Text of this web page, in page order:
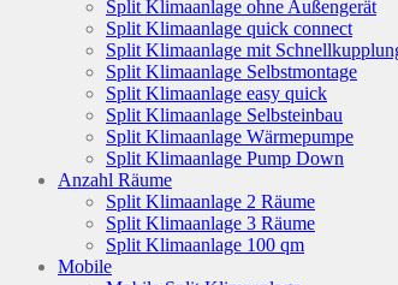
Split Klimaanlage ohne Außengerät
Split Klimaanlage quick connect
Split Klimaanlage mit
Split Klimaanlage Selbstmontage
Split Klimaanlage easy quick
Split Klimaanlage Selbsteinbau
Split Klimaanlage Wärmepumpe
Split Klimaanlage Pump Down
Anzahl Räume
Split Klimaanlage 2 Räume
Split Klimaanlage 3 Räume
Split Klimaanlage 100 qm
Mobile